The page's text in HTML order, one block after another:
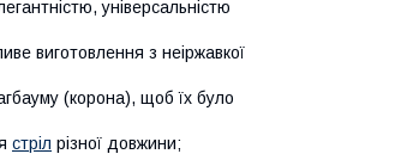
універсальністю
виготовлення з неіржавкої
(корона), щоб їх було
стріл різної довжини;